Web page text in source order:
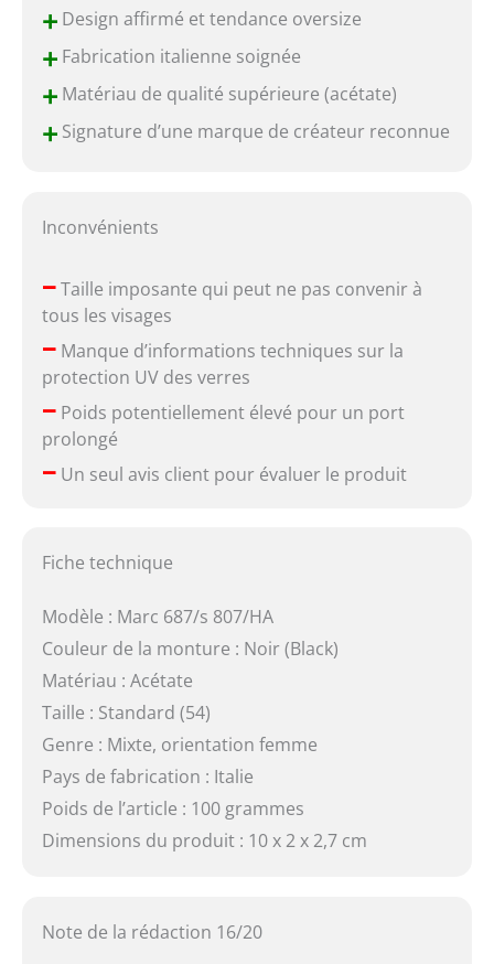
+Design affirmé et tendance oversize
+Fabrication italienne soignée
+Matériau de qualité supérieure (acétate)
+Signature d’une marque de créateur reconnue
Inconvénients
–Taille imposante qui peut ne pas convenir à
tous les visages
–Manque d’informations techniques sur la
protection UV des verres
–Poids potentiellement élevé pour un port
prolongé
–Un seul avis client pour évaluer le produit
Fiche technique
Modèle : Marc 687/s 807/HA
Couleur de la monture : Noir (Black)
Matériau : Acétate
Taille : Standard (54)
Genre : Mixte, orientation femme
Pays de fabrication : Italie
Poids de l’article : 100 grammes
Dimensions du produit : 10 x 2 x 2,7 cm
Note de la rédaction 16/20